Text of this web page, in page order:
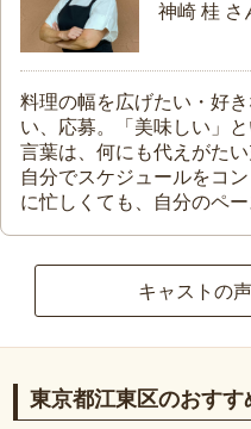
神崎 桂 さ
料理の幅を広げたい・好
い、応募。「美味しい」
言葉は、何にも代えがた
自分でスケジュールをコ
に忙しくても、自分のペ
キャストの
東京都江東区のおすす